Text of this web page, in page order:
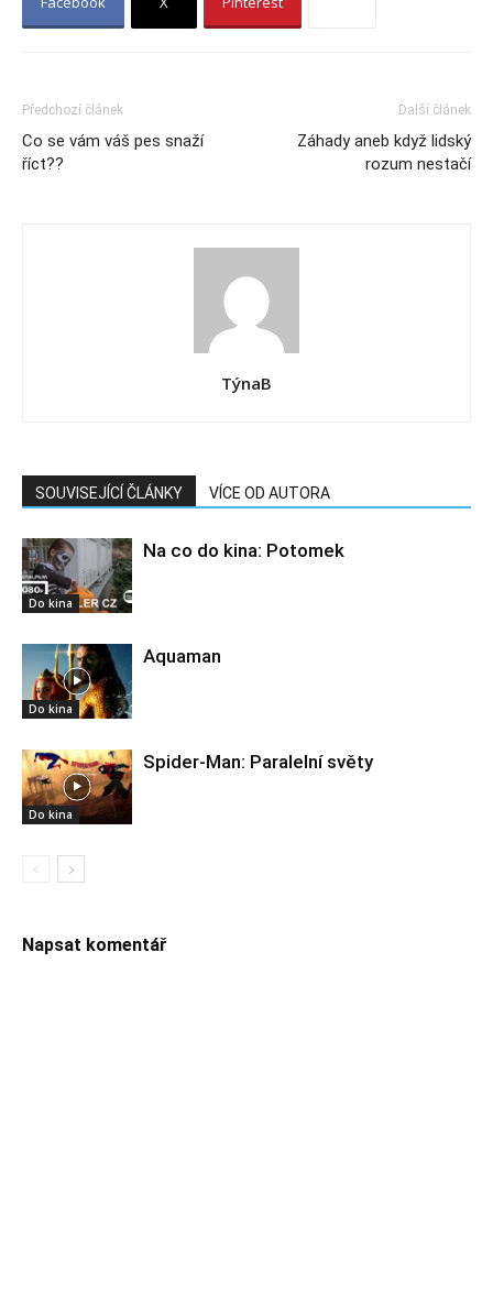
Předchozí článek
Co se vám váš pes snaží
říct??
Další článek
Záhady aneb když lidský
rozum nestačí
TýnaB
SOUVISEJÍCÍ ČLÁNKY VÍCE OD AUTORA
Do kina
Na co do kina: Potomek
Do kina
Aquaman
Do kina
Spider-Man: Paralelní světy
Napsat komentář